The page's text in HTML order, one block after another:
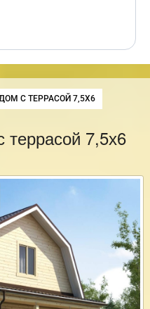
С ТЕРРАСОЙ 7,5Х6
7,5х6